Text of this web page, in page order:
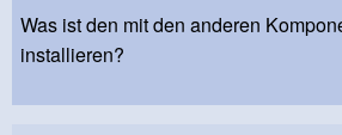
Was ist den mit den anderen
installieren?